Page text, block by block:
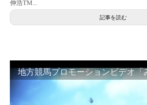
伸浩TM...
記事を読む